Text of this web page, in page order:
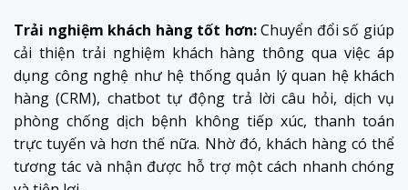
Trải nghiệm khách hàng tốt hơn:Chuyển đổi số giúp
cải thiện trải nghiệm khách hàng thông qua việc áp
dụng công nghệ như hệ thống quản lý quan hệ khách
hàng (CRM), chatbot tự động trả lời câu hỏi, dịch vụ
phòng chống dịch bệnh không tiếp xúc, thanh toán
trực tuyến và hơn thế nữa. Nhờ đó, khách hàng có thể
tương tác và nhận được hỗ trợ một cách nhanh chóng